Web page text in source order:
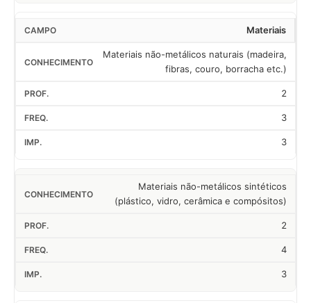
Materiais
Materiais não-metálicos naturais (madeira,
fibras, couro, borracha etc.)
2
3
3
Materiais não-metálicos sintéticos
(plástico, vidro, cerâmica e compósitos)
2
4
3